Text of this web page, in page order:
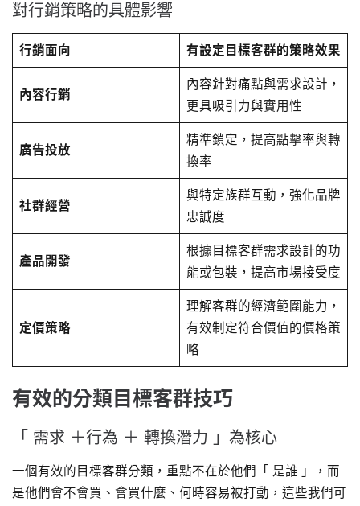
對行銷策略的具體影響
行銷面向 有設定目標客群的策略效果
內容行銷
內容針對痛點與需求設計，
更具吸引力與實用性
廣告投放
精準鎖定，提高點擊率與轉
換率
社群經營
與特定族群互動，強化品牌
忠誠度
產品開發
根據目標客群需求設計的功
能或包裝，提高市場接受度
定價策略
理解客群的經濟範圍能力，
有效制定符合價值的價格策
略
有效的分類目標客群技巧
「 需求 ＋行為 ＋ 轉換潛力 」為核心
一個有效的目標客群分類，重點不在於他們「 是誰 」，而
是他們會不會買、會買什麼、何時容易被打動，這些我們可